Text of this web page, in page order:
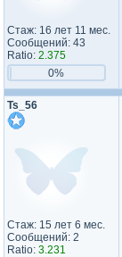
Стаж: 16 лет 11 мес.
Сообщений: 43
Ratio: 2.375
0%
Ts_56
Стаж: 15 лет 6 мес.
Сообщений: 2
Ratio: 3.231